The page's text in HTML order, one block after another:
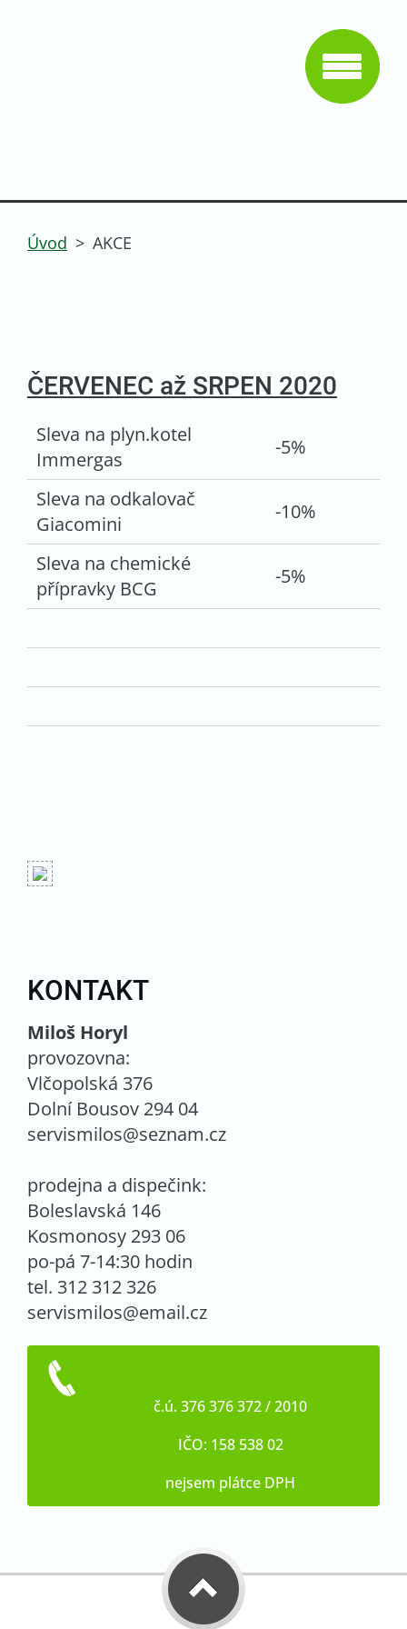
Úvod > AKCE
ČERVENEC až SRPEN 2020
Sleva na plyn.kotel
Immergas
-5%
Sleva na odkalovač
Giacomini
-10%
Sleva na chemické
přípravky BCG
-5%
KONTAKT
Miloš Horyl
provozovna:
Vlčopolská 376
Dolní Bousov 294 04
servismilos@seznam.cz
prodejna a dispečink:
Boleslavská 146
Kosmonosy 293 06
po-pá 7-14:30 hodin
tel. 312 312 326
servismilos@email.cz
č.ú. 376 376 372 / 2010
IČO: 158 538 02
nejsem plátce DPH